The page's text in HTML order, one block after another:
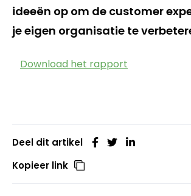
ideeën op om de customer
je eigen organisatie te
Download het rapport
Deel dit artikel
Kopieer link